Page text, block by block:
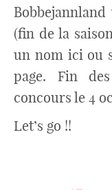
(fin de la
un nom ici ou
page. Fin
concours le 4
Let’s go !!